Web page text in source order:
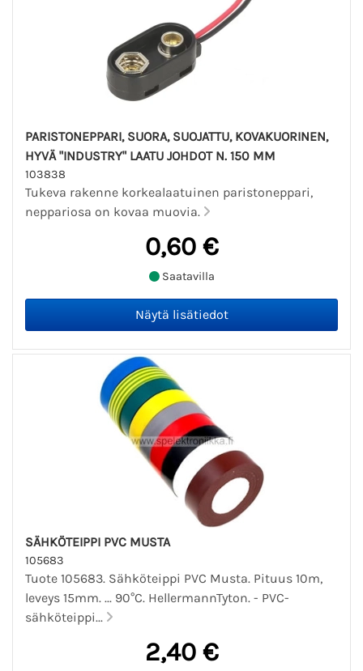
PARISTONEPPARI, SUORA, SUOJATTU, KOVAKUORINEN,
HYVÄ "INDUSTRY" LAATU JOHDOT N. 150 MM
103838
Tukeva rakenne korkealaatuinen paristoneppari,
neppariosa on kovaa muovia.
0,60 €
Saatavilla
SÄHKÖTEIPPI PVC MUSTA
105683
Tuote 105683. Sähköteippi PVC Musta. Pituus 10m,
leveys 15mm. ... 90°C. HellermannTyton. - PVC-
sähköteippi...
2,40 €